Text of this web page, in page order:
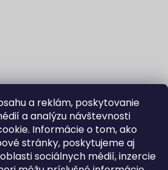
a reklám, poskytovanie
a analýzu návštevnosti
Informácie o tom, ako
stránky, poskytujeme aj
sociálnych médií, inzercie
na Instagrame